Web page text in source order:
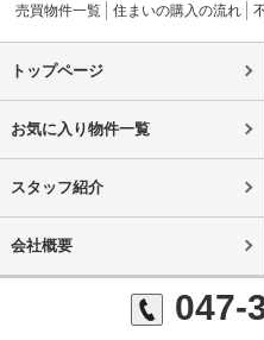
売買物件一覧
住まいの購入の流れ
トップページ
お気に入り物件一覧
スタッフ紹介
会社概要
047-